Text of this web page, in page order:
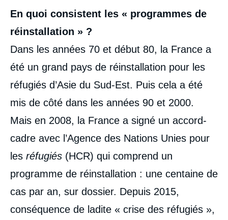
En quoi consistent les « programmes de
réinstallation » ?
Dans les années 70 et début 80, la France a
été un grand pays de réinstallation pour les
réfugiés d’Asie du Sud-Est. Puis cela a été
mis de côté dans les années 90 et 2000.
Mais en 2008, la France a signé un accord-
cadre avec l’Agence des Nations Unies pour
les réfugiés (HCR) qui comprend un
programme de réinstallation : une centaine de
cas par an, sur dossier. Depuis 2015,
conséquence de ladite « crise des réfugiés »,